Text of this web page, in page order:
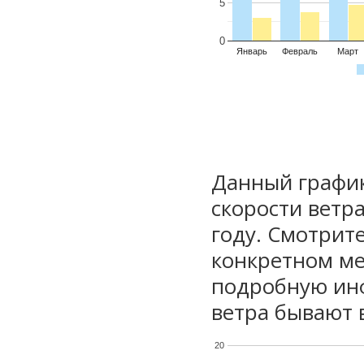
Январь Февраль Март
0
5
Данный
скорости
году.
конкретном
подробную
ветра бывают
20